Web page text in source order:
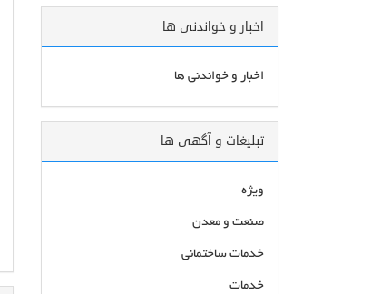
اخبار و خواندنی ها
اخبار و خواندنی ها
تبلیغات و آگهی ها
ویژه
صنعت و معدن
خدمات ساختمانی
خدمات